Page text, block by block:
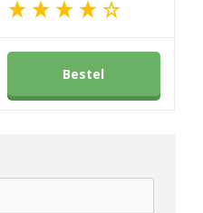
Bestel